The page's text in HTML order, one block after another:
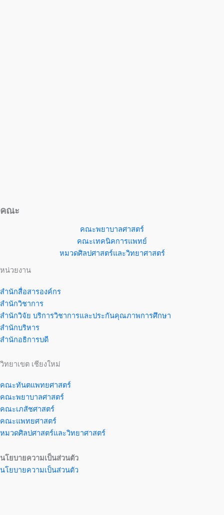
คณะ
คณะพยาบาลศาสตร์
คณะเทคนิคการแพทย์
หมวดศิลปศาสตร์และวิทยาศาสตร์
หน่วยงาน
สำนักสื่อสารองค์กร
สำนักวิชาการ
สำนักวิจัย บริการวิชาการและประกันคุณภาพการศึกษา
สำนักบริหาร
สำนักอธิการบดี
วิทยาเขต เชียงใหม่
คณะทันตแพทยศาสตร์
คณะพยาบาลศาสตร์
คณะเภสัชศาสตร์
คณะแพทยศาสตร์
หมวดศิลปศาสตร์และวิทยาศาสตร์
นโยบายความเป็นส่วนตัว
นโยบายความเป็นส่วนตัว